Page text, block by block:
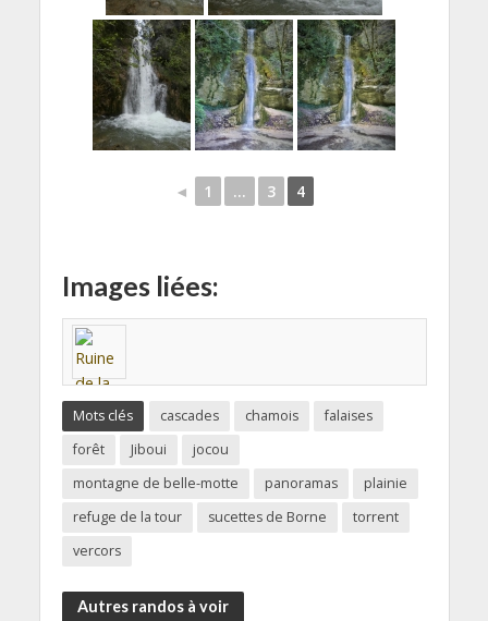
◄ 1 ... 3 4
Images liées:
Mots clés cascades chamois
falaises
forêt
Jiboui
jocou
montagne de belle-motte
panoramas
plainie
refuge de la tour
sucettes de Borne
torrent
vercors
Autres randos à voir